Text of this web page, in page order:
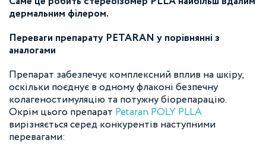
дермальним філером.
Переваги препарату PETARAN у порівнянні з
аналогами
Препарат забезпечує комплексний вплив на шкіру,
оскільки поєднує в одному флаконі безпечну
колагеностимуляцію та потужну біорепарацію.
Окрім цього препарат Petaran POLY PLLA
вирізняється серед конкурентів наступними
перевагами: